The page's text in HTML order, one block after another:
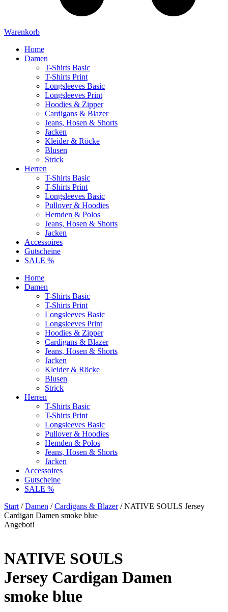
Warenkorb
Home
Damen
T-Shirts Basic
T-Shirts Print
Longsleeves Basic
Longsleeves Print
Hoodies & Zipper
Cardigans & Blazer
Jeans, Hosen & Shorts
Jacken
Kleider & Röcke
Blusen
Strick
Herren
T-Shirts Basic
T-Shirts Print
Longsleeves Basic
Pullover & Hoodies
Hemden & Polos
Jeans, Hosen & Shorts
Jacken
Accessoires
Gutscheine
SALE %
Home
Damen
T-Shirts Basic
T-Shirts Print
Longsleeves Basic
Longsleeves Print
Hoodies & Zipper
Cardigans & Blazer
Jeans, Hosen & Shorts
Jacken
Kleider & Röcke
Blusen
Strick
Herren
T-Shirts Basic
T-Shirts Print
Longsleeves Basic
Pullover & Hoodies
Hemden & Polos
Jeans, Hosen & Shorts
Jacken
Accessoires
Gutscheine
SALE %
Start /Damen /Cardigans & Blazer/ NATIVE SOULS Jersey
Cardigan Damen smoke blue
Angebot!
NATIVE SOULS
Jersey Cardigan Damen
smoke blue